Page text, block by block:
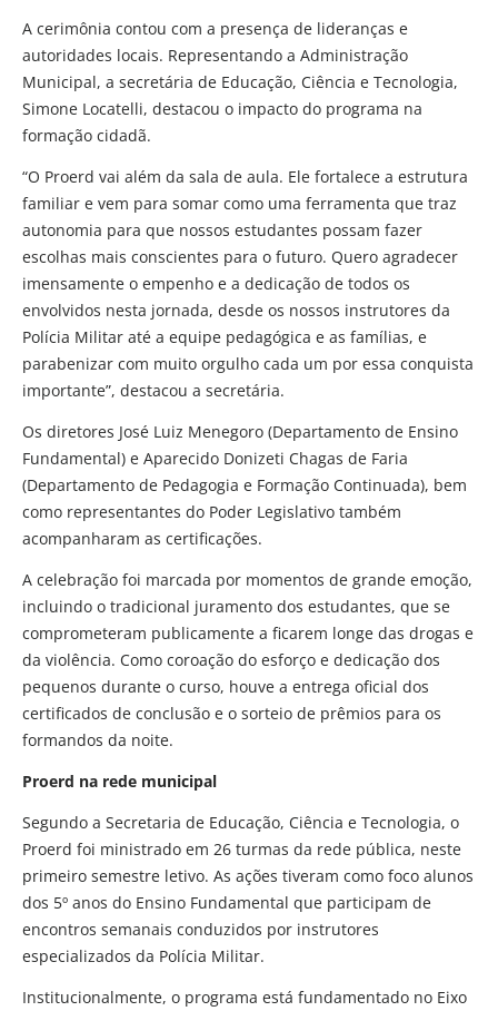
A cerimônia contou com a presença de lideranças e
autoridades locais. Representando a Administração
Municipal, a secretária de Educação, Ciência e Tecnologia,
Simone Locatelli, destacou o impacto do programa na
formação cidadã.
“O Proerd vai além da sala de aula. Ele fortalece a estrutura
familiar e vem para somar como uma ferramenta que traz
autonomia para que nossos estudantes possam fazer
escolhas mais conscientes para o futuro. Quero agradecer
imensamente o empenho e a dedicação de todos os
envolvidos nesta jornada, desde os nossos instrutores da
Polícia Militar até a equipe pedagógica e as famílias, e
parabenizar com muito orgulho cada um por essa conquista
importante”, destacou a secretária.
Os diretores José Luiz Menegoro (Departamento de Ensino
Fundamental) e Aparecido Donizeti Chagas de Faria
(Departamento de Pedagogia e Formação Continuada), bem
como representantes do Poder Legislativo também
acompanharam as certificações.
A celebração foi marcada por momentos de grande emoção,
incluindo o tradicional juramento dos estudantes, que se
comprometeram publicamente a ficarem longe das drogas e
da violência. Como coroação do esforço e dedicação dos
pequenos durante o curso, houve a entrega oficial dos
certificados de conclusão e o sorteio de prêmios para os
formandos da noite.
Proerd na rede municipal
Segundo a Secretaria de Educação, Ciência e Tecnologia, o
Proerd foi ministrado em 26 turmas da rede pública, neste
primeiro semestre letivo. As ações tiveram como foco alunos
dos 5º anos do Ensino Fundamental que participam de
encontros semanais conduzidos por instrutores
especializados da Polícia Militar.
Institucionalmente, o programa está fundamentado no Eixo